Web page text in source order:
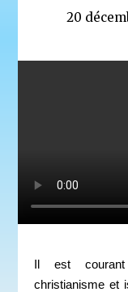
20
Il est courant
christianisme et